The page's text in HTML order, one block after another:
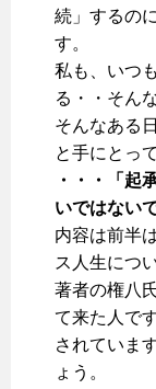
続」するの
す。
私も、いつ
る・・そん
そんなある
と手にとっ
・・・「起
いではない
内容は前半
ス人生につ
著者の権八
て来た人で
されていま
ょう。